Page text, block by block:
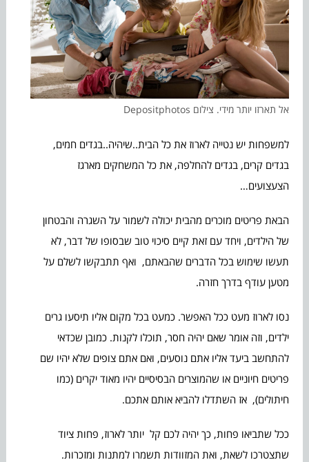
אל תארזו יותר מידי. צילום Depositphotos
למשפחות יש נטייה לארוז את כל הבית..שיהיה..בגדים חמים,
בגדים קרים, בגדים להחלפה, את כל המשחקים מארגז
הצעצועים…
הבאת פריטים מוכרים מהבית יכולה לשמור על השגרה והבטחון
של הילדים, ויחד עם זאת קיים סיכוי טוב שבסופו של דבר, לא
תעשו שימוש בכל הדברים שהבאתם, ואף תתבקשו לשלם על
מטען עודף בדרך חזרה.
נסו לארוז מעט ככל האפשר. כמעט בכל מקום אליו תיסעו גרים
ילדים, וזה אומר שאם יהיה חסר, תוכלו לקנות. כמובן שכדאי
להתחשב ביעד אליו אתם נוסעים, ואם אתם צופים שלא יהיו שם
פריטים חיוניים או שהמוצרים הבסיסיים יהיו מאוד יקרים (כמו
חיתולים), אז השתדלו להביא אותם אתכם.
ככל שתביאו פחות, כך יהיה לכם קל יותר לארוז, פחות ציוד
שתצטרכו לשאת, ואת המזוודות תשמרו למתנות ומזכרות.